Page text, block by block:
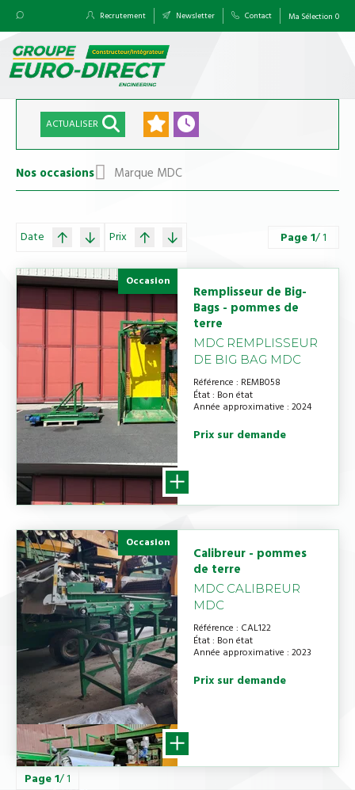
Recrutement Newsletter Contact Ma Sélection 0
ACTUALISER
Nos occasions Marque MDC
Date Prix Page1/ 1
Occasion
Remplisseur de Big-
Bags - pommes de
terre
MDC REMPLISSEUR
DE BIG BAG MDC
Référence REMB058
État Bon état
Année approximative 2024
Prix sur demande
Occasion
Calibreur - pommes
de terre
MDC CALIBREUR
MDC
Référence CAL122
État Bon état
Année approximative 2023
Prix sur demande
Page1/ 1